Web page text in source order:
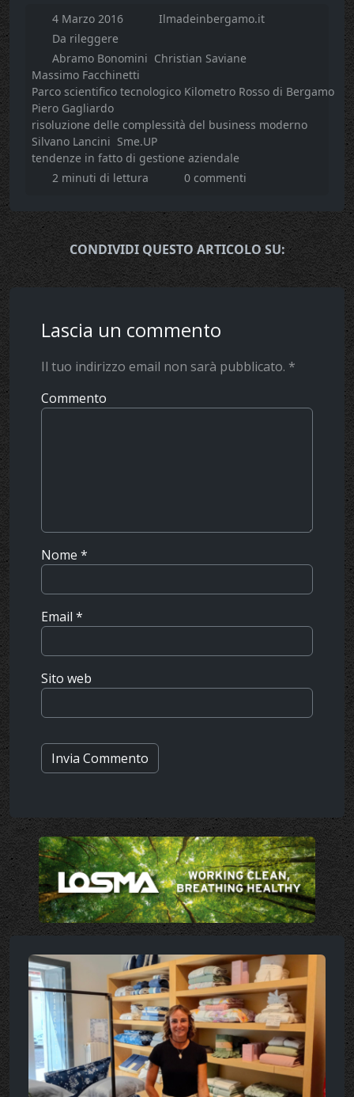
4 Marzo 2016
Ilmadeinbergamo.it
Da rileggere
Abramo Bonomini Christian Saviane
Massimo Facchinetti
Parco scientifico tecnologico Kilometro Rosso di Bergamo
Piero Gagliardo
risoluzione delle complessità del business moderno
Silvano Lancini Sme.UP
tendenze in fatto di gestione aziendale
2 minuti di lettura
0 commenti
CONDIVIDI QUESTO ARTICOLO SU:
Lascia un commento
Il tuo indirizzo email non sarà pubblicato. *
Commento
Nome *
Email *
Sito web